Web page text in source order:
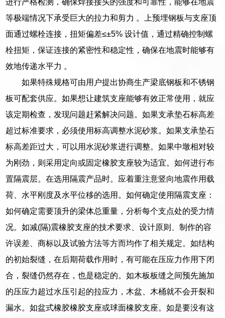
等极端情况下承受巨大的拉力和剪力 。上预埋钢板与支座顶
面通过螺栓连接，扭矩偏差≤±5% 设计值，通过精确控制螺
栓扭矩，保证连接的紧密性和稳定性，确保在地震时能够有
效地传递水平力 。
如果特殊规格可由用户提出协商生产梁底钢板和不锈钢
板可配套供应。如果想让建筑支座能够有效正常使用，就应
该定期检查，发现问题赶紧解决问题。如果支承垫石标高差
超过标准要求，必须使用标高调整水泥砂浆。如果支承垫石
标高差距过大，可以用水泥砂浆进行调整。如果中墩相对较
为刚劲，则采用定向或固定橡胶支座较为适宜。如何进行布
置隔震层。在选用隔震产品时。应着重注意竖向地震作用载
荷、水平刚度及水平位移的选用。如何确定使用隔震支座：
如何确定需要顶升的梁体总重量，分析每个支点处的受力情
况。如减(隔)震橡胶支座的技术要求、设计原则、制作的容
许误差、商标以及试验方法等方而均作了相关规定。如结构
的初始裂缝，在后期荷载作用时，有可能在压应力作用下闭
合，裂缝仍然存在，也是稳定的。如木板板缝之间预先施加
的压应力超过水压引起的拉应力，木盆、木桶就不会开裂和
漏水。如盆式橡胶橡胶支座或球面橡胶支座。如是要没有这